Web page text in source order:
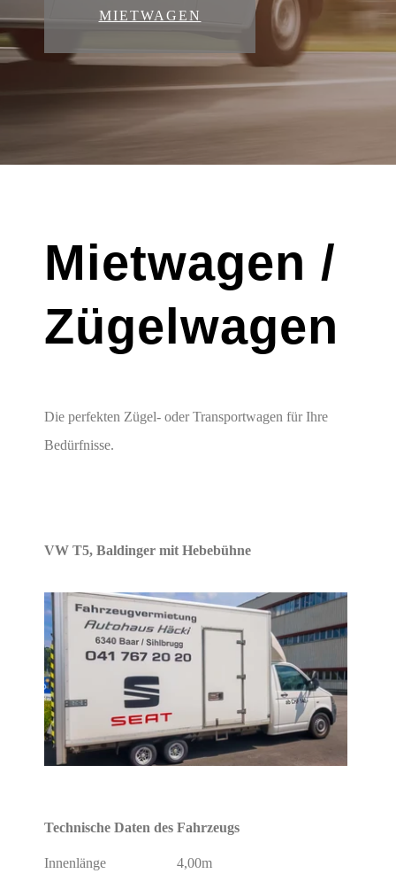
MIETWAGEN
Mietwagen /
Zügelwagen
Die perfekten Zügel- oder Transportwagen für Ihre
Bedürfnisse.
VW T5, Baldinger mit Hebebühne
Technische Daten des Fahrzeugs
Innenlänge 4,00m